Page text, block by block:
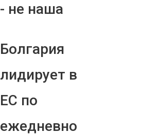
- не наша
Болгария
лидирует в
ЕС по
ежедневно